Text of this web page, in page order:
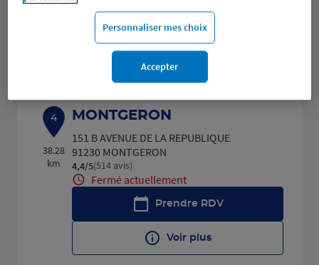
Prendre RDV
Voir plus
4
38.28
km
MONTGERON
151 B AVENUE DE LA REPUBLIQUE
91230 MONTGERON
4,4/5Note de 4.4 sur 5
(514 avis)
Fermé actuellement
Prendre RDV
Voir plus
Personnaliser mes choix
Accepter